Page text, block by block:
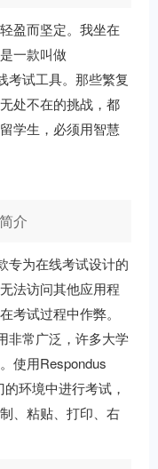
盈而坚定。我坐在
一款叫做
考试工具。那些繁复
处不在的挑战，都
学生，必须用智慧
介
专为在线考试设计的
法访问其他应用程
考试过程中作弊。
非常广泛，许多大学
使用Respondus
环境中进行考试，
、粘贴、打印、右